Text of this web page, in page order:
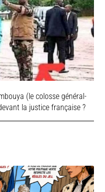
(le colosse général-
la justice française ?